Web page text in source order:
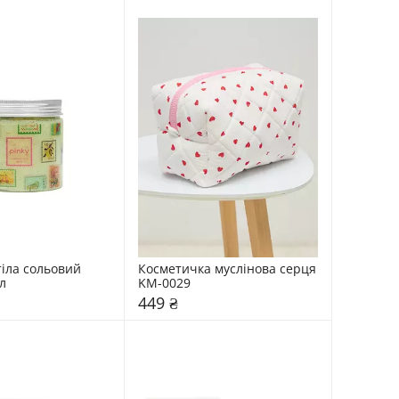
сольовий
Косметичка муслінова серця
KM-0029
449 ₴